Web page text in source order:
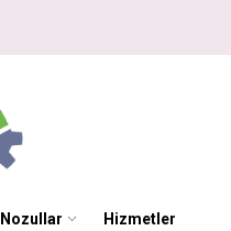
Nozullar Hizmetler